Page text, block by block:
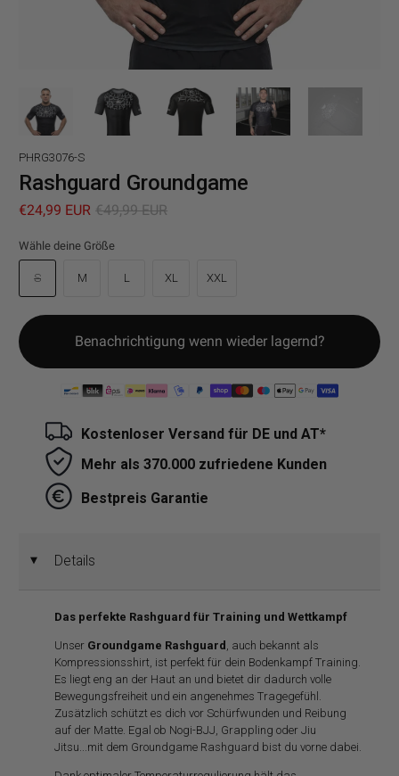
PHRG3076-S
Rashguard Groundgame
€24,99 EUR €49,99 EUR
Wähle deine Größe
S M L XL XXL
Benachrichtigung wenn wieder lagernd?
Kostenloser Versand für DE und AT*
Mehr als 370.000 zufriedene Kunden
Bestpreis Garantie
◄ Details
Das perfekte Rashguard für Training und Wettkampf
Unser Groundgame Rashguard , auch bekannt als
Kompressionsshirt, ist perfekt für dein Bodenkampf Training.
Es liegt eng an der Haut an und bietet dir dadurch volle
Bewegungsfreiheit und ein angenehmes Tragegefühl.
Zusätzlich schützt es dich vor Schürfwunden und Reibung
auf der Matte. Egal ob Nogi-BJJ, Grappling oder Jiu
Jitsu...mit dem Groundgame Rashguard bist du vorne dabei.